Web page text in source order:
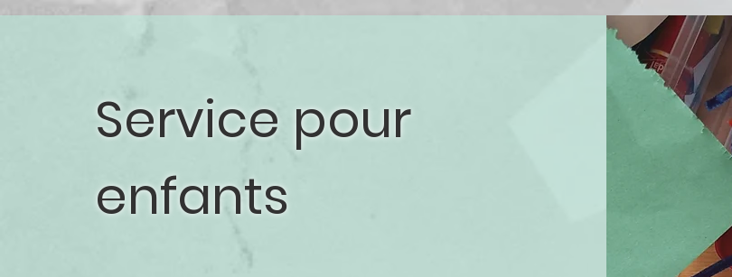
Service pour
enfants